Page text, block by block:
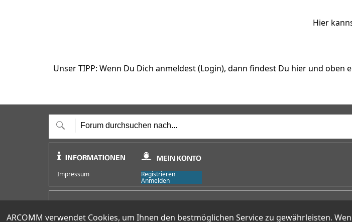
ARCOMM verwendet Cookies, um Ihnen den bestmöglichen Service zu gewährleisten.
Hier
Unser TIPP: Wenn Du Dich anmeldest (Login), dann findest Du hier und
Impressum Registrieren
Anmelden